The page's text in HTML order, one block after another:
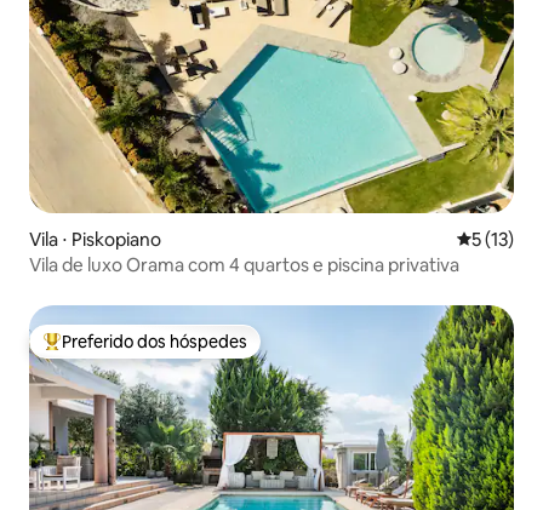
Vila ⋅ Piskopiano 5 de uma
5 (13)
Vila de luxo Orama com 4 quartos e piscina privativa
Entre os melhores preferidos dos hóspedes
Preferido dos hóspedes